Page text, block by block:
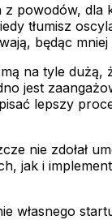
powodów,
tłumisz
będąc
na tyle
jest
lepszy
nie zdołał
jak i
własnego